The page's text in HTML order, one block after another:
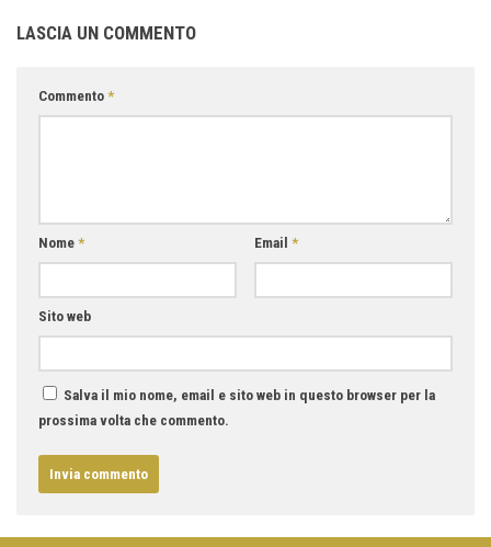
LASCIA UN COMMENTO
Commento *
Nome * Email *
Sito web
Salva il mio nome, email e sito web in questo browser per la
prossima volta che commento.